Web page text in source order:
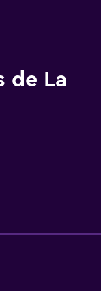
de La